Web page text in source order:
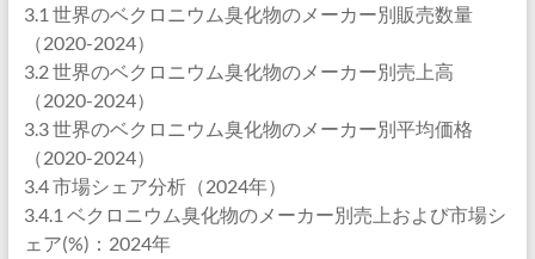
3.1 世界のベクロニウム臭化物のメーカー別販売数量
（2020-2024）
3.2 世界のベクロニウム臭化物のメーカー別売上高
（2020-2024）
3.3 世界のベクロニウム臭化物のメーカー別平均価格
（2020-2024）
3.4 市場シェア分析（2024年）
3.4.1 ベクロニウム臭化物のメーカー別売上および市場シ
ェア(%)：2024年